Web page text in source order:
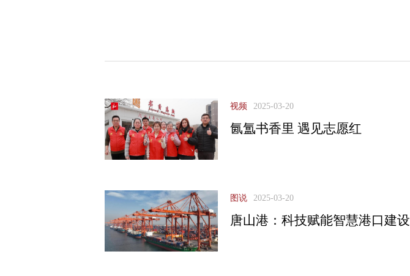
视频 2025-03-20
氤氲书香里 遇见志愿红
图说 2025-03-20
唐山港：科技赋能智慧港口建设